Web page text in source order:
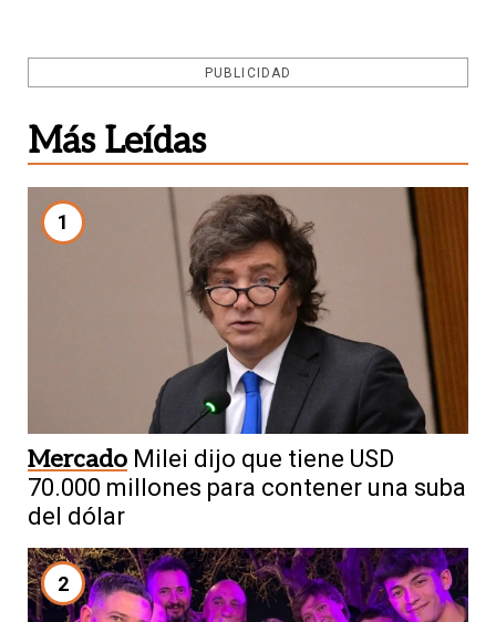
PUBLICIDAD
Más Leídas
1
Mercado Milei dijo que tiene USD
70.000 millones para contener una suba
del dólar
2